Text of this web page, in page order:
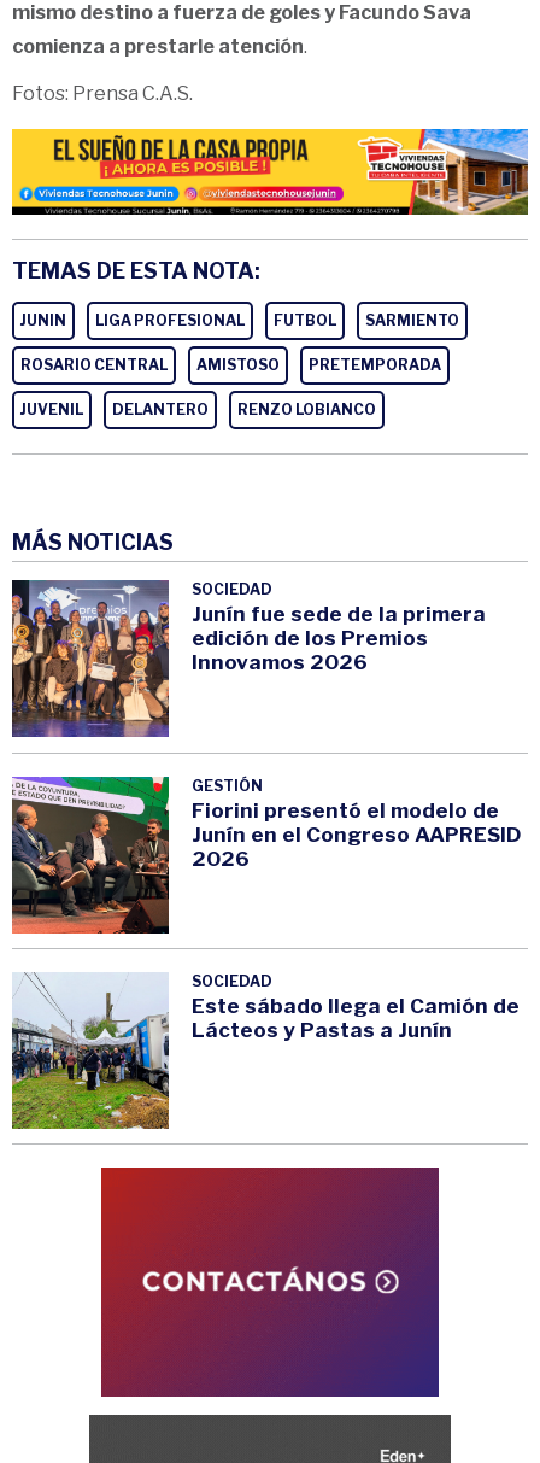
mismo destino a fuerza de goles y Facundo Sava
comienza a prestarle atención.
Fotos: Prensa C.A.S.
TEMAS DE ESTA NOTA:
JUNIN LIGA PROFESIONAL FUTBOL SARMIENTO
ROSARIO CENTRAL AMISTOSO PRETEMPORADA
JUVENIL DELANTERO RENZO LOBIANCO
MÁS NOTICIAS
SOCIEDAD
Junín fue sede de la primera
edición de los Premios
Innovamos 2026
GESTIÓN
Fiorini presentó el modelo de
Junín en el Congreso AAPRESID
2026
SOCIEDAD
Este sábado llega el Camión de
Lácteos y Pastas a Junín